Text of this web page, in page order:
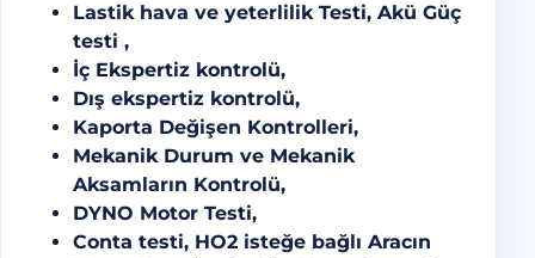
Lastik hava ve yeterlilik Testi, Akü Güç
testi ,
İç Ekspertiz kontrolü,
Dış ekspertiz kontrolü,
Kaporta Değişen Kontrolleri,
Mekanik Durum ve Mekanik
Aksamların Kontrolü,
DYNO Motor Testi,
Conta testi, HO2 isteğe bağlı Aracın